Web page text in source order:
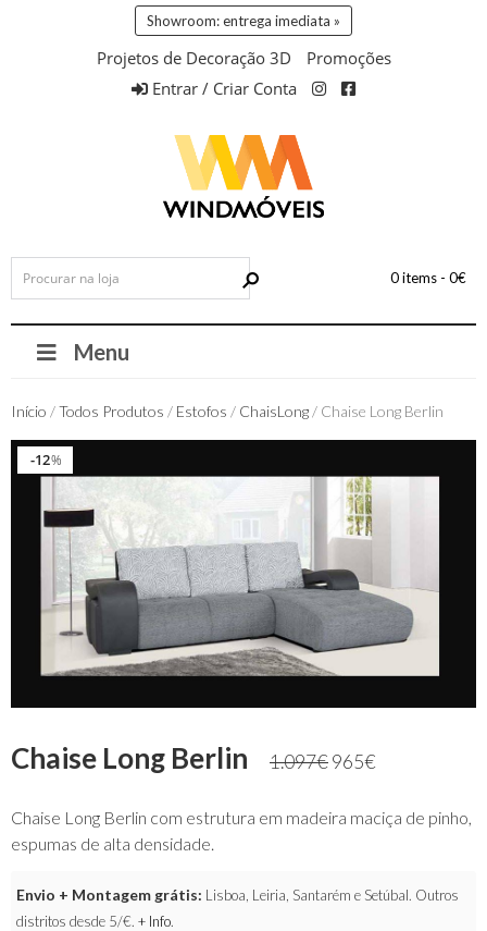
Showroom: entrega imediata »
Projetos de Decoração 3D
Promoções
Entrar / Criar Conta
0 items - 0€
Menu
Início /Todos Produtos / Estofos / ChaisLong/ Chaise Long Berlin
%
12%
12
Chaise Long Berlin 1.097€965€
Chaise Long Berlin com estrutura em madeira maciça de pinho,
espumas de alta densidade.
Envio + Montagem grátis: Lisboa, Leiria, Santarém e Setúbal. Outros
distritos desde 5/€. + Info.